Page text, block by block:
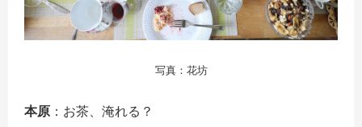
写真：花坊
本原 ：お茶、淹れる？